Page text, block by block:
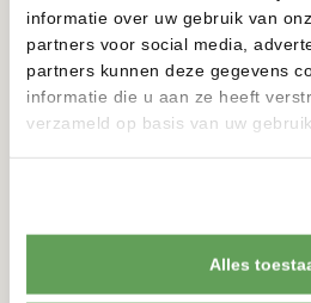
informatie over uw gebruik van
partners voor social media,
partners kunnen deze gegevens
informatie die u aan ze heeft
verzameld op basis van uw
Alles